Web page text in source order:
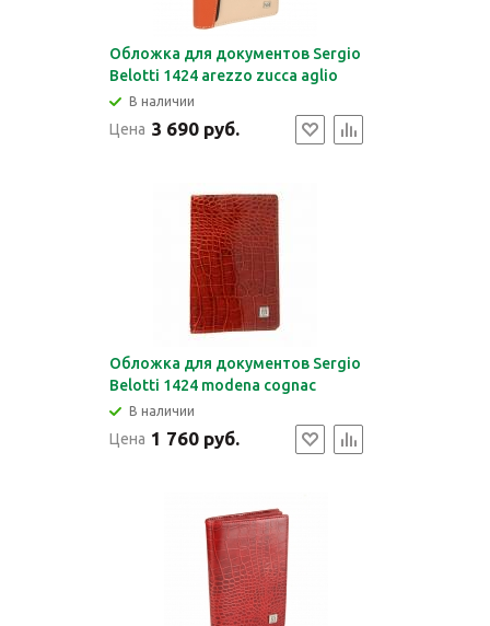
Обложка для документов Sergio
Belotti 1424 arezzo zucca aglio
В наличии
Цена 3 690 руб.
Обложка для документов Sergio
Belotti 1424 modena cognac
В наличии
Цена 1 760 руб.